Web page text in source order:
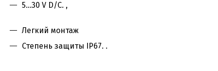
5...30 V D/C. ,
Легкий монтаж
Степень защиты IP67. .